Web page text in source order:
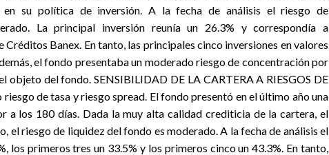
su política de inversión. A la fecha de análisis el riesgo de
La principal inversión reunía un 26.3% y correspondía a
Banex. En tanto, las principales cinco inversiones en valores
el fondo presentaba un moderado riesgo de concentración por
objeto del fondo. SENSIBILIDAD DE LA CARTERA A RIESGOS DE
de tasa y riesgo spread. El fondo presentó en el último año una
a los 180 días. Dada la muy alta calidad crediticia de la cartera, el
el riesgo de liquidez del fondo es moderado. A la fecha de análisis el
los primeros tres un 33.5% y los primeros cinco un 43.3%. En tanto,